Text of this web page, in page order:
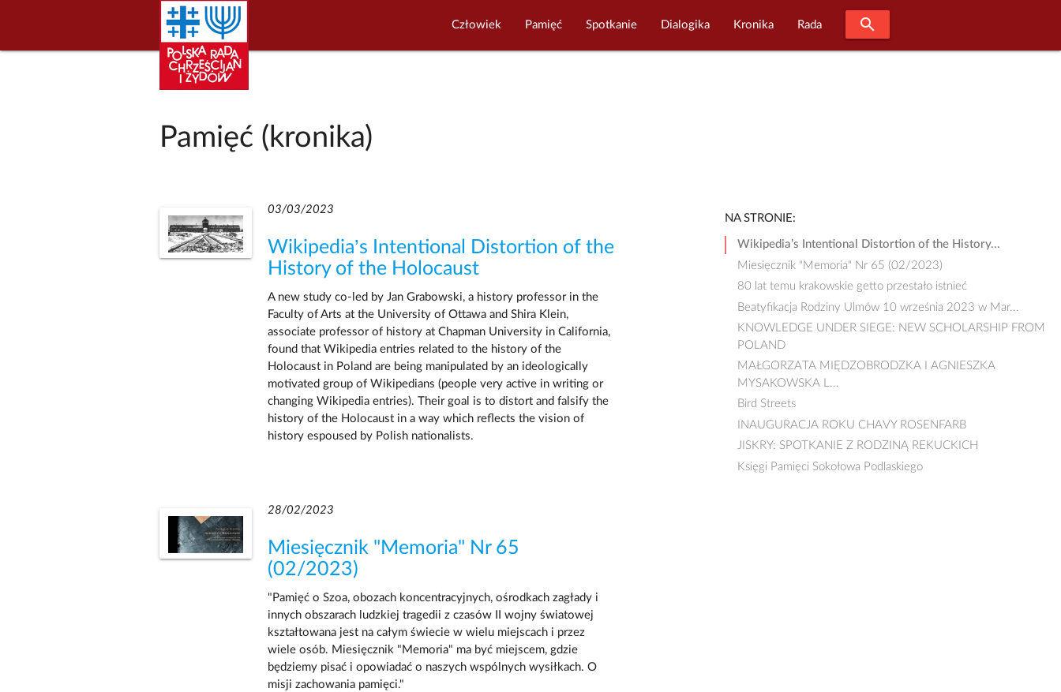
Człowiek Pamięć Spotkanie Dialogika Kronika Rada search
Pamięć (kronika)
03/03/2023
Wikipedia’s Intentional Distortion of the
History of the Holocaust
A new study co-led by Jan Grabowski, a history professor in the
Faculty of Arts at the University of Ottawa and Shira Klein,
associate professor of history at Chapman University in California,
found that Wikipedia entries related to the history of the
Holocaust in Poland are being manipulated by an ideologically
motivated group of Wikipedians (people very active in writing or
changing Wikipedia entries). Their goal is to distort and falsify the
history of the Holocaust in a way which reflects the vision of
history espoused by Polish nationalists.
28/02/2023
Miesięcznik "Memoria" Nr 65
(02/2023)
"Pamięć o Szoa, obozach koncentracyjnych, ośrodkach zagłady i
innych obszarach ludzkiej tragedii z czasów II wojny światowej
kształtowana jest na całym świecie w wielu miejscach i przez
wiele osób. Miesięcznik "Memoria" ma być miejscem, gdzie
będziemy pisać i opowiadać o naszych wspólnych wysiłkach. O
misji zachowania pamięci."
NA STRONIE:
Wikipedia’s Intentional Distortion of the History...
Miesięcznik "Memoria" Nr 65 (02/2023)
80 lat temu krakowskie getto przestało istnieć
Beatyfikacja Rodziny Ulmów 10 września 2023 w Mar...
KNOWLEDGE UNDER SIEGE: NEW SCHOLARSHIP FROM
POLAND
MAŁGORZATA MIĘDZOBRODZKA I AGNIESZKA
MYSAKOWSKA L...
Bird Streets
INAUGURACJA ROKU CHAVY ROSENFARB
JISKRY: SPOTKANIE Z RODZINĄ REKUCKICH
Księgi Pamięci Sokołowa Podlaskiego